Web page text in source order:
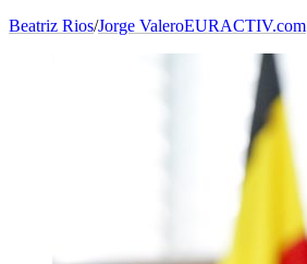
Beatriz Rios/Jorge ValeroEURACTIV.com